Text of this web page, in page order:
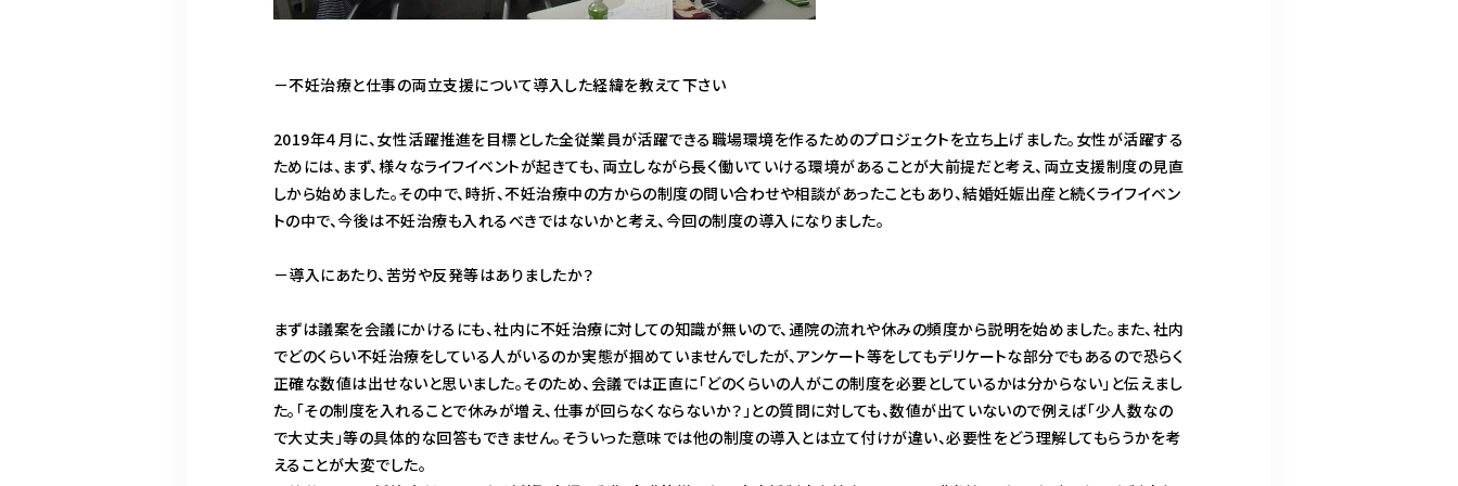
－不妊治療と仕事の両立支援について導入した経緯を教えて下さい
2019年４月に、女性活躍推進を目標とした全従業員が活躍できる職場環境を作るためのプロジェクトを立ち上げました。女性が活躍する
ためには、まず、様々なライフイベントが起きても、両立しながら長く働いていける環境があることが大前提だと考え、両立支援制度の見直
しから始めました。その中で、時折、不妊治療中の方からの制度の問い合わせや相談があったこともあり、結婚妊娠出産と続くライフイベン
トの中で、今後は不妊治療も入れるべきではないかと考え、今回の制度の導入になりました。
－導入にあたり、苦労や反発等はありましたか？
まずは議案を会議にかけるにも、社内に不妊治療に対しての知識が無いので、通院の流れや休みの頻度から説明を始めました。また、社内
でどのくらい不妊治療をしている人がいるのか実態が掴めていませんでしたが、アンケート等をしてもデリケートな部分でもあるので恐らく
正確な数値は出せないと思いました。そのため、会議では正直に「どのくらいの人がこの制度を必要としているかは分からない」と伝えまし
た。「その制度を入れることで休みが増え、仕事が回らなくならないか？」との質問に対しても、数値が出ていないので例えば「少人数なの
で大丈夫」等の具体的な回答もできません。そういった意味では他の制度の導入とは立て付けが違い、必要性をどう理解してもらうかを考
えることが大変でした。